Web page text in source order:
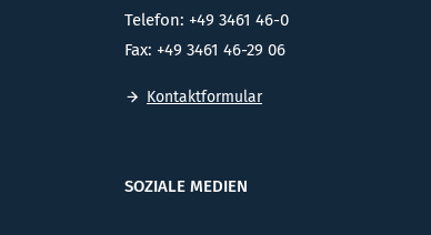
Telefon: +49 3461 46-0
Fax: +49 3461 46-29 06
Kontaktformular
SOZIALE MEDIEN